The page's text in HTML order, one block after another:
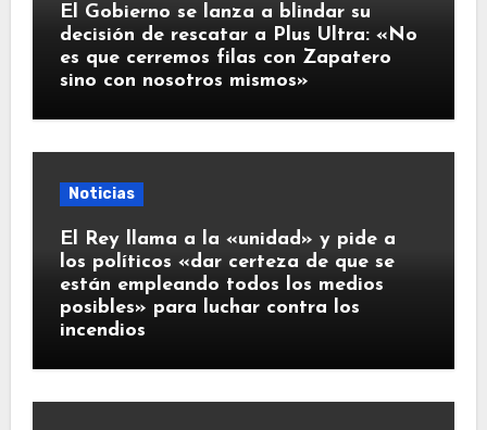
El Gobierno se lanza a blindar su
decisión de rescatar a Plus Ultra: «No
es que cerremos filas con Zapatero
sino con nosotros mismos»
Noticias
El Rey llama a la «unidad» y pide a
los políticos «dar certeza de que se
están empleando todos los medios
posibles» para luchar contra los
incendios